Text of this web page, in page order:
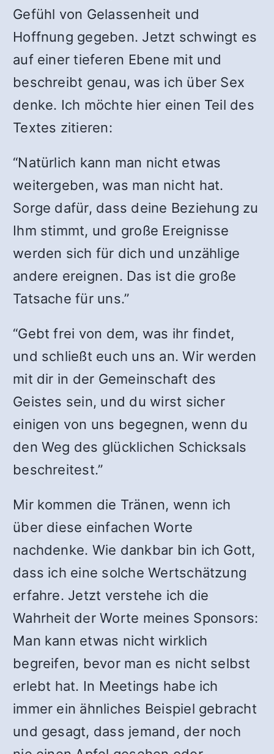
Gefühl von Gelassenheit und
Hoffnung gegeben. Jetzt schwingt es
auf einer tieferen Ebene mit und
beschreibt genau, was ich über Sex
denke. Ich möchte hier einen Teil des
Textes zitieren:
“Natürlich kann man nicht etwas
weitergeben, was man nicht hat.
Sorge dafür, dass deine Beziehung zu
Ihm stimmt, und große Ereignisse
werden sich für dich und unzählige
andere ereignen. Das ist die große
Tatsache für uns.”
“Gebt frei von dem, was ihr findet,
und schließt euch uns an. Wir werden
mit dir in der Gemeinschaft des
Geistes sein, und du wirst sicher
einigen von uns begegnen, wenn du
den Weg des glücklichen Schicksals
beschreitest.”
Mir kommen die Tränen, wenn ich
über diese einfachen Worte
nachdenke. Wie dankbar bin ich Gott,
dass ich eine solche Wertschätzung
erfahre. Jetzt verstehe ich die
Wahrheit der Worte meines Sponsors:
Man kann etwas nicht wirklich
begreifen, bevor man es nicht selbst
erlebt hat. In Meetings habe ich
immer ein ähnliches Beispiel gebracht
und gesagt, dass jemand, der noch